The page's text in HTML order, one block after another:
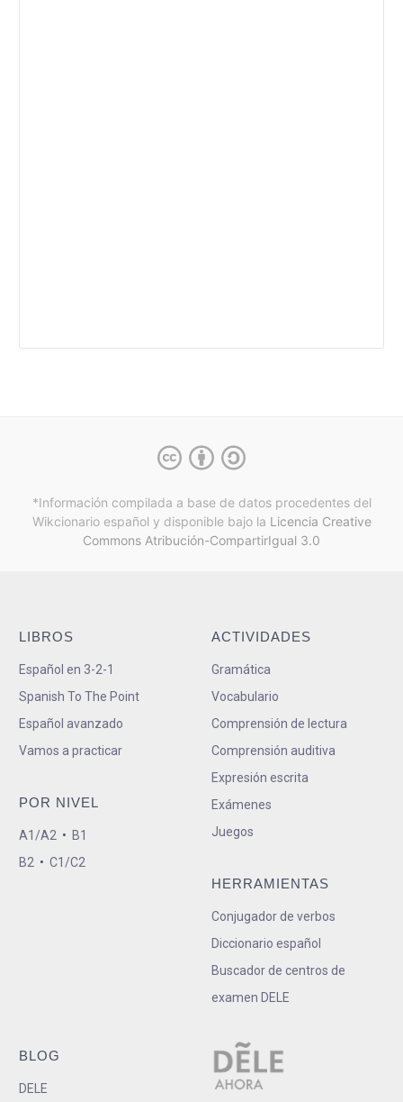
*Información compilada a base de datos procedentes del
Wikcionario español y disponible bajo la Licencia Creative
Commons Atribución-CompartirIgual 3.0
LIBROS
Español en 3-2-1
Spanish To The Point
Español avanzado
Vamos a practicar
POR NIVEL
A1/A2 • B1
B2 • C1/C2
ACTIVIDADES
Gramática
Vocabulario
Comprensión de lectura
Comprensión auditiva
Expresión escrita
Exámenes
Juegos
HERRAMIENTAS
Conjugador de verbos
Diccionario español
Buscador de centros de
examen DELE
BLOG
DELE